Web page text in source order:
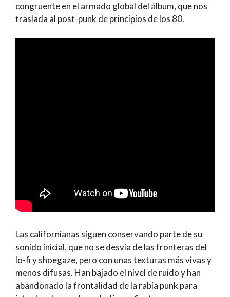
congruente en el armado global del álbum, que nos
traslada al post-punk de principios de los 80.
Las californianas siguen conservando parte de su
sonido inicial, que no se desvía de las fronteras del
lo-fi y shoegaze, pero con unas texturas más vivas y
menos difusas. Han bajado el nivel de ruido y han
abandonado la frontalidad de la rabia punk para